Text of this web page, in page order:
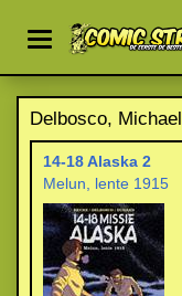
Delbosco, Michael
14-18 Alaska 2
Melun, lente 1915